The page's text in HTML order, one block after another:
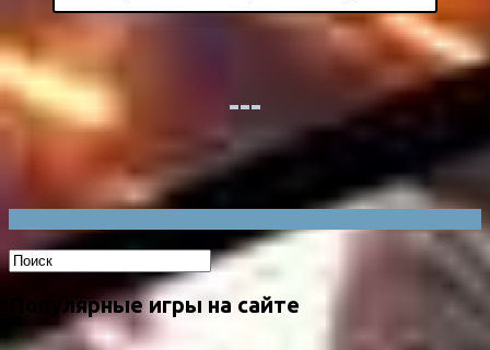
Популярные игры на сайте